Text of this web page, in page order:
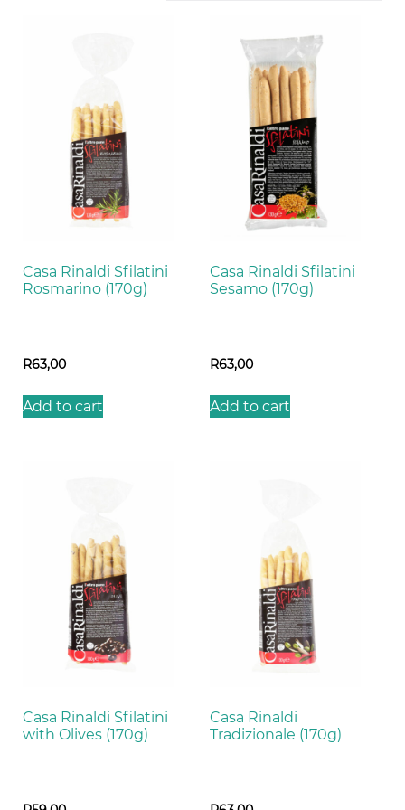
Casa Rinaldi Sfilatini
Rosmarino (170g)
R63,00
Add to cart
Casa Rinaldi Sfilatini
Sesamo (170g)
R63,00
Add to cart
Casa Rinaldi Sfilatini
with Olives (170g)
Casa Rinaldi
Tradizionale (170g)